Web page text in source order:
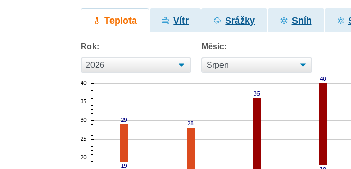
Teplota Vítr Srážky Sníh
Rok: Měsíc: